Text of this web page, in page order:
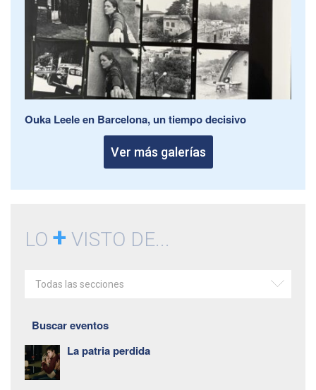
Ouka Leele en Barcelona, un tiempo decisivo
Ver más galerías
LO + VISTO DE...
Todas las secciones
Buscar eventos
La patria perdida